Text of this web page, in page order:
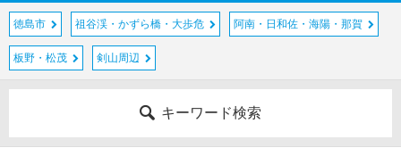
徳島市 祖谷渓・かずら橋・大歩危 阿南・日和佐・海陽・那賀
板野・松茂 剣山周辺
キーワード検索